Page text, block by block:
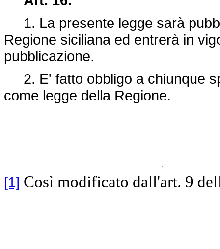
1. La presente legge sarà
Regione siciliana ed entrerà in
pubblicazione.
2. E' fatto obbligo a chiunque
come legge della Regione.
[1] Così modificato dall'art. 9